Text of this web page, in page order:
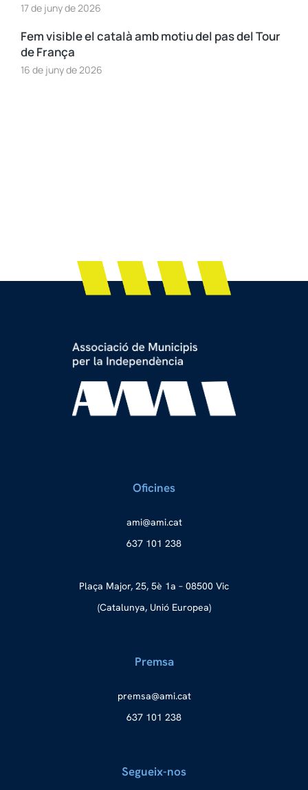
17 de juny de 2026
Fem visible el català amb motiu del pas del Tour
de França
16 de juny de 2026
Oficines
tac.i
ma@im
a
637 101 238
Plaça Major, 25, 5è 1a – 08500 Vic
(Catalunya, Unió Europea)
Premsa
tac.i
ma@as
merp
637 101 238
Segueix-nos